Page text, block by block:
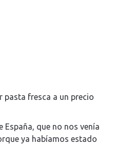
pasta fresca a un precio
España, que no nos venía
ya habíamos estado